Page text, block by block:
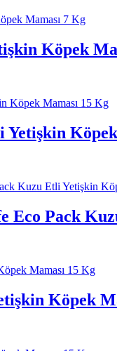
Köpek
Eco Pack
Köpek